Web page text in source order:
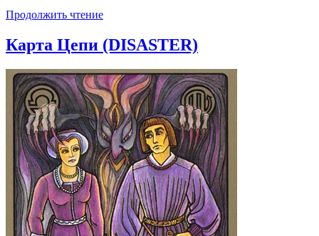
Продолжить чтение
Карта Цепи (DISASTER)